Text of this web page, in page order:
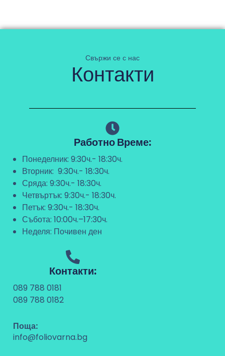
Свържи се с нас
Контакти
Работно Време:
Понеделник: 9:30ч.- 18:30ч.
Вторник: 9:30ч.- 18:30ч.
Сряда: 9:30ч.- 18:30ч.
Четвъртък: 9:30ч.- 18:30ч.
Петък: 9:30ч.- 18:30ч.
Събота: 10:00ч.–17:30ч.
Неделя: Почивен ден
Контакти:
089 788 0181
089 788 0182
Поща:
info@foliovarna.bg